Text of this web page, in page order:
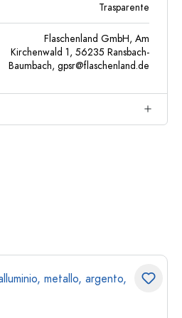
Trasparente
Flaschenland GmbH, Am
Kirchenwald 1, 56235 Ransbach-
Baumbach, gpsr@flaschenland.de